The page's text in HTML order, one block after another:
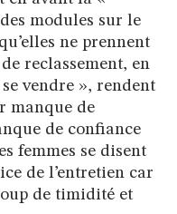
modules sur le
ne prennent
reclassement, en
vendre », rendent
manque de
de confiance
femmes se disent
de l’entretien car
de timidité et